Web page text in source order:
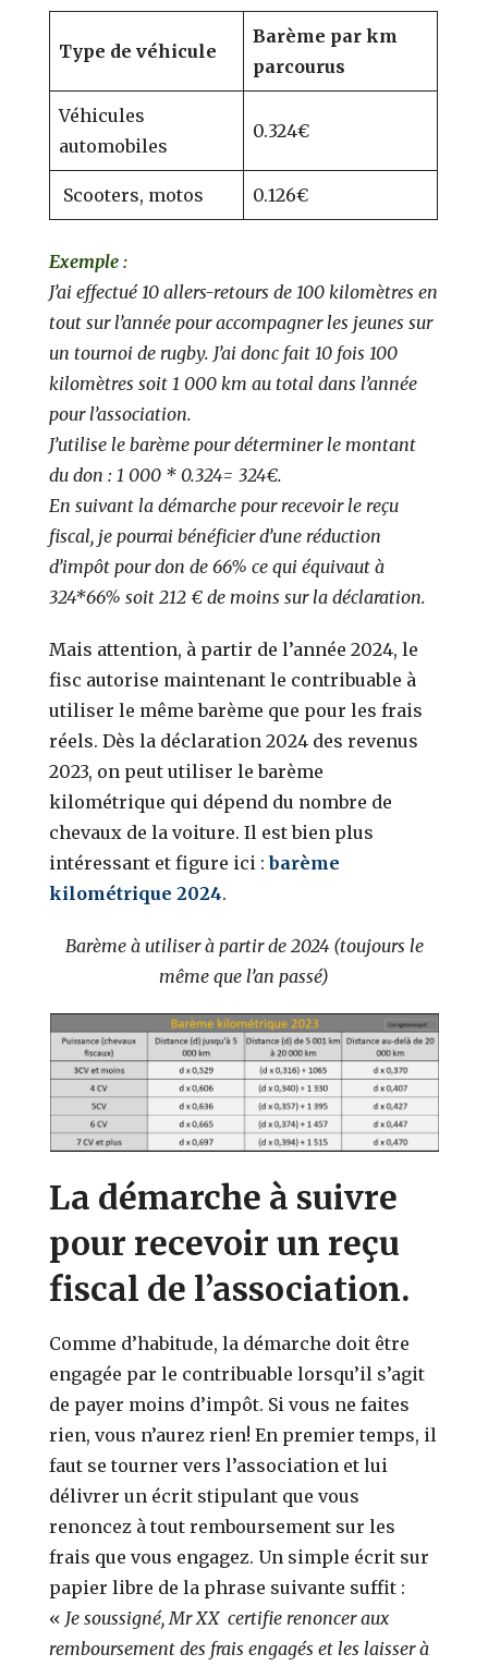
Type de véhicule
Barème par km
parcourus
Véhicules
automobiles
0.324€
Scooters, motos 0.126€
Exemple :
J’ai effectué 10 allers-retours de 100 kilomètres en
tout sur l’année pour accompagner les jeunes sur
un tournoi de rugby. J’ai donc fait 10 fois 100
kilomètres soit 1 000 km au total dans l’année
pour l’association.
J’utilise le barème pour déterminer le montant
du don : 1 000 * 0.324= 324€.
En suivant la démarche pour recevoir le reçu
fiscal, je pourrai bénéficier d’une réduction
d’impôt pour don de 66% ce qui équivaut à
324*66% soit 212 € de moins sur la déclaration.
Mais attention, à partir de l’année 2024, le
fisc autorise maintenant le contribuable à
utiliser le même barème que pour les frais
réels. Dès la déclaration 2024 des revenus
2023, on peut utiliser le barème
kilométrique qui dépend du nombre de
chevaux de la voiture. Il est bien plus
intéressant et figure ici :barème
kilométrique 2024.
Barème à utiliser à partir de 2024 (toujours le
même que l’an passé)
La démarche à suivre
pour recevoir un reçu
fiscal de l’association.
Comme d’habitude, la démarche doit être
engagée par le contribuable lorsqu’il s’agit
de payer moins d’impôt. Si vous ne faites
rien, vous n’aurez rien! En premier temps, il
faut se tourner vers l’association et lui
délivrer un écrit stipulant que vous
renoncez à tout remboursement sur les
frais que vous engagez. Un simple écrit sur
papier libre de la phrase suivante suffit :
« Je soussigné, Mr XX certifie renoncer aux
remboursement des frais engagés et les laisser à